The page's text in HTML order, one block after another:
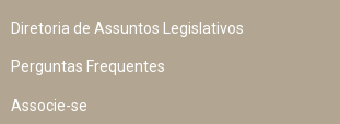
Diretoria de Assuntos Legislativos
Perguntas Frequentes
Associe-se